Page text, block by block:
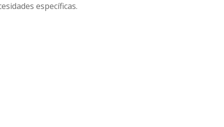
específicas.